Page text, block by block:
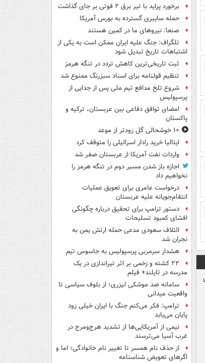
برخورد پراید با تیر برق ۲ فوتی بر جای گذاشت
حمله سایبری گسترده به بورس آمریکا
صنعا: نیروهای ما در کمین‌ هستند
تلگراف: جنگ علیه ایران ممکن است به یکی از
اشتباهات تاریخ تبدیل شود
ثبت تاریخی‌ترین کاهش تردد در تنگه هرمز
تنظیم قولنامه برای اسناد سبزرنگ ممنوع شد
شروع تلخ مدافع تیم ملی پس از جدایی از
پرسپولیس
امضای توافق دفاعی بین عربستان، ترکیه و
پاکستان
۱۰ خوشحالی گل زودتر از موعد
ایتالیا خرید رادار اسرائیلی را متوقف کرد
واردات نفت آمریکا از عربستان صفر شد
اجازه باز شدن مسیر دوم در تنگه هرمز را
نخواهیم داد
درخواست عامری برای تعویق عملیات
انتقام‌جویانه علیه عربستان
دستور ترامپ برای تحقیق درباره چگونگی
افشای کمبود تسلیحات
ائتلاف سعودی مدعی حمله ارتش یمن به
نجران شد
هشدار سرمربی پرسپولیس به جاسوس تیم
۲۲ کشته و زخمی بر اثر تیراندازی در یک
مدرسه در تایلند+ فیلم
سامانه ضد موشکی لیزری؛ از بلوف سیاسی تا
واقعیت میدانی
ترامپ: فکر می‌کنم جنگ با ایران خیلی زود
پایان می‌یابد
نیمی از آمریکایی‌ها از تشدید هرج‌ومرج در
غرب آسیا می‌ترسند
از حذف نام همسر تا تغییر نام خانوادگی؛ اما و
اگرهای تعویض شناسنامه